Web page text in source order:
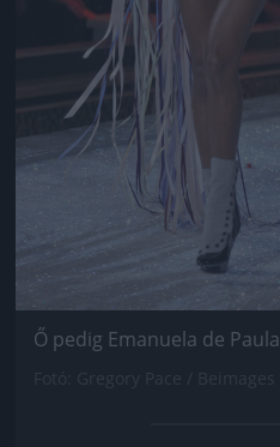
Ő pedig Emanuela de Paula